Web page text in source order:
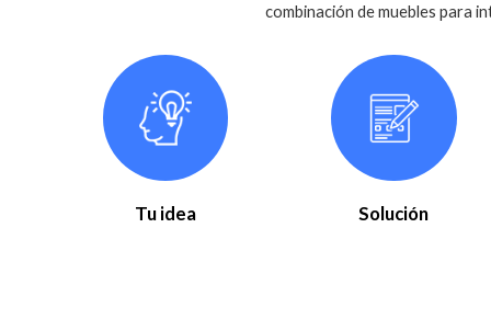
combinación de muebles para
Tu idea Solución